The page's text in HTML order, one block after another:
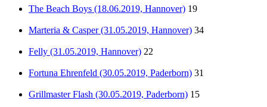
The Beach Boys (18.06.2019, Hannover) 19
Marteria & Casper (31.05.2019, Hannover) 34
Felly (31.05.2019, Hannover) 22
Fortuna Ehrenfeld (30.05.2019, Paderborn) 31
Grillmaster Flash (30.05.2019, Paderborn) 15